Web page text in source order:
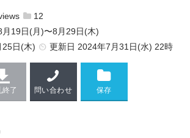
12
月19日(月)〜8月29日(木)
25日(木) 更新日 2024年7月31日(水) 22時
終了 問い合わせ